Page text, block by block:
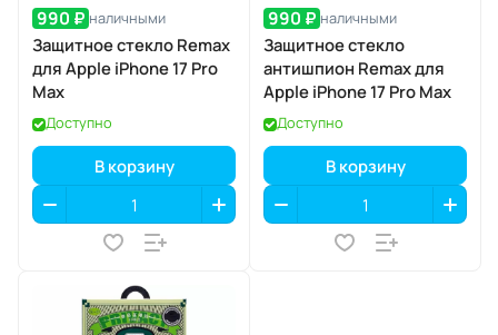
990 ₽ наличными
Защитное стекло Remax
для Apple iPhone 17 Pro
Max
Доступно
В корзину
990 ₽ наличными
Защитное стекло
антишпион Remax для
Apple iPhone 17 Pro Max
Доступно
В корзину